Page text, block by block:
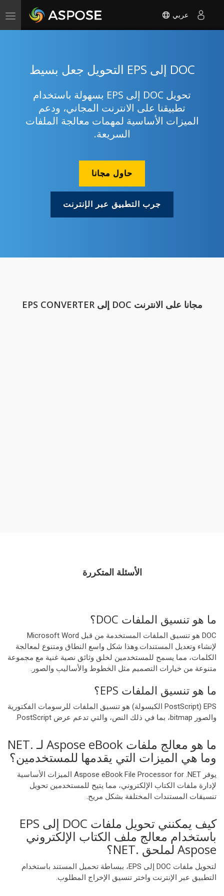
Toggle
عربي
DOC إلى EPS التحويل جعل بسيط
تحويل DOC إلى EPS بسهولة باستخدام
تطبيقنا على الانترنت المجاني، ودعم
الميزات الأساسية لمهمات معالجة الملفات
السريعة.
حاول مجانا
جرب التطبيق عبر الإنترنت
مجانا على الانترنت DOC إلى EPS CONVERTER
الأسئلة المتكررة
ما هو تنسيق الملفات DOC؟
DOC هو تنسيق الملفات المستخدمة من قبل Microsoft Word
لإنشاء وتعديل المستندات.وهذا شكل واسع النطاق ومتنوع لمعالجة
الكلمات، مما يسمح للمستخدمين لخلق وثائق نصية غنية مع مجموعة
متنوعة من خيارات التصميم مثل الخطوط والأساليب والصور.
ما هو تنسيق الملفات EPS؟
EPS (PostScript الكبسولة) هو تنسيق الملفات للرسومات الفكتورية
والصور bitmap، بما في ذلك النص، والتي تدعم عرض PostScript.
ما هو معالج ملفات Aspose eBook لـ .NET
وما هي الميزات التي يقدمها للمستخدمين؟
يوفر Aspose eBook File Processor for .NET الميزات الأساسية
لإدارة ملفات الكتاب الإلكتروني، مما يتيح للمستخدمين تحويل
تنسيقات المستندات المختلفة بشكل مريح.
كيف يمكنني تحويل ملفات DOC إلى EPS
باستخدام معالج ملف الكتاب الإلكتروني
Aspose لملحق .NET؟
لتحويل ملفات DOC إلى EPS، ببساطة تحميل المستند باستخدام
التطبيق عبر الإنترنت واختر تنسيق الإخراج المطلوب.